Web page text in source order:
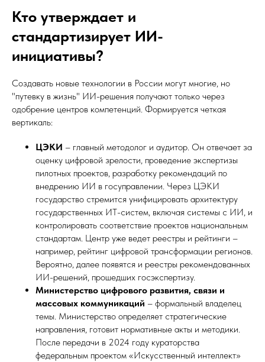
Кто утверждает и
стандартизирует ИИ-
инициативы?
Создавать новые технологии в России могут многие, но
"путевку в жизнь" ИИ-решения получают только через
одобрение центров компетенций. Формируется четкая
вертикаль:
ЦЭКИ – главный методолог и аудитор. Он отвечает за
оценку цифровой зрелости, проведение экспертизы
пилотных проектов, разработку рекомендаций по
внедрению ИИ в госуправлении. Через ЦЭКИ
государство стремится унифицировать архитектуру
государственных ИТ-систем, включая системы с ИИ, и
контролировать соответствие проектов национальным
стандартам. Центр уже ведет реестры и рейтинги –
например, рейтинг цифровой трансформации регионов.
Вероятно, далее появятся и реестры рекомендованных
ИИ-решений, прошедших госэкспертизу.
Министерство цифрового развития, связи и
массовых коммуникаций – формальный владелец
темы. Министерство определяет стратегические
направления, готовит нормативные акты и методики.
После передачи в 2024 году кураторства
федеральным проектом «Искусственный интеллект»